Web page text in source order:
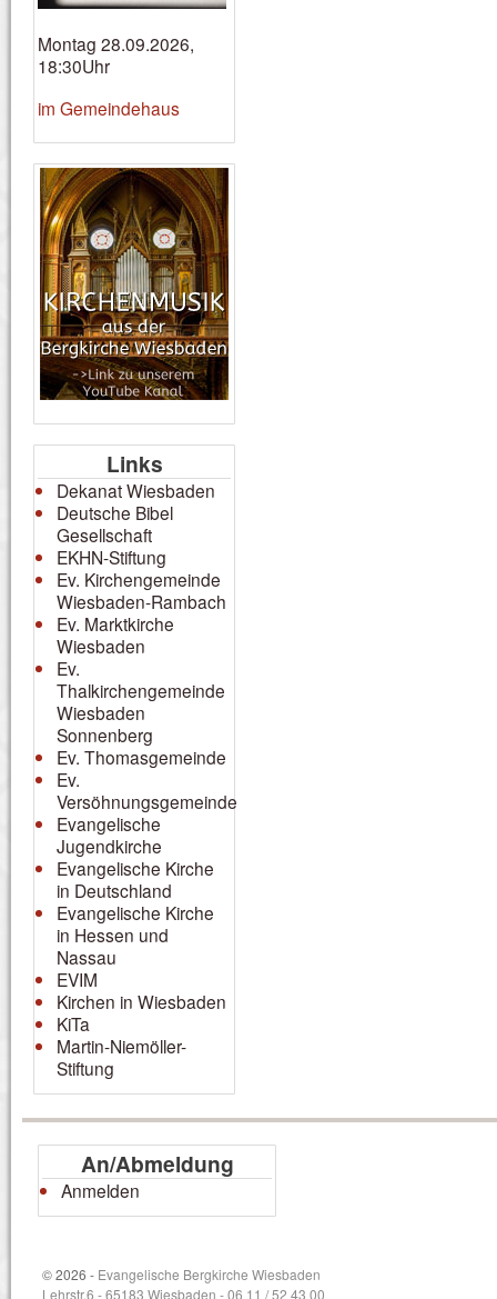
Montag 28.09.2026,
18:30Uhr
im Gemeindehaus
Links
Dekanat Wiesbaden
Deutsche Bibel
Gesellschaft
EKHN-Stiftung
Ev. Kirchengemeinde
Wiesbaden-Rambach
Ev. Marktkirche
Wiesbaden
Ev.
Thalkirchengemeinde
Wiesbaden
Sonnenberg
Ev. Thomasgemeinde
Ev.
Versöhnungsgemeinde
Evangelische
Jugendkirche
Evangelische Kirche
in Deutschland
Evangelische Kirche
in Hessen und
Nassau
EVIM
Kirchen in Wiesbaden
KiTa
Martin-Niemöller-
Stiftung
An/Abmeldung
Anmelden
© 2026 - Evangelische Bergkirche Wiesbaden
Lehrstr.6 - 65183 Wiesbaden - 06 11 / 52 43 00